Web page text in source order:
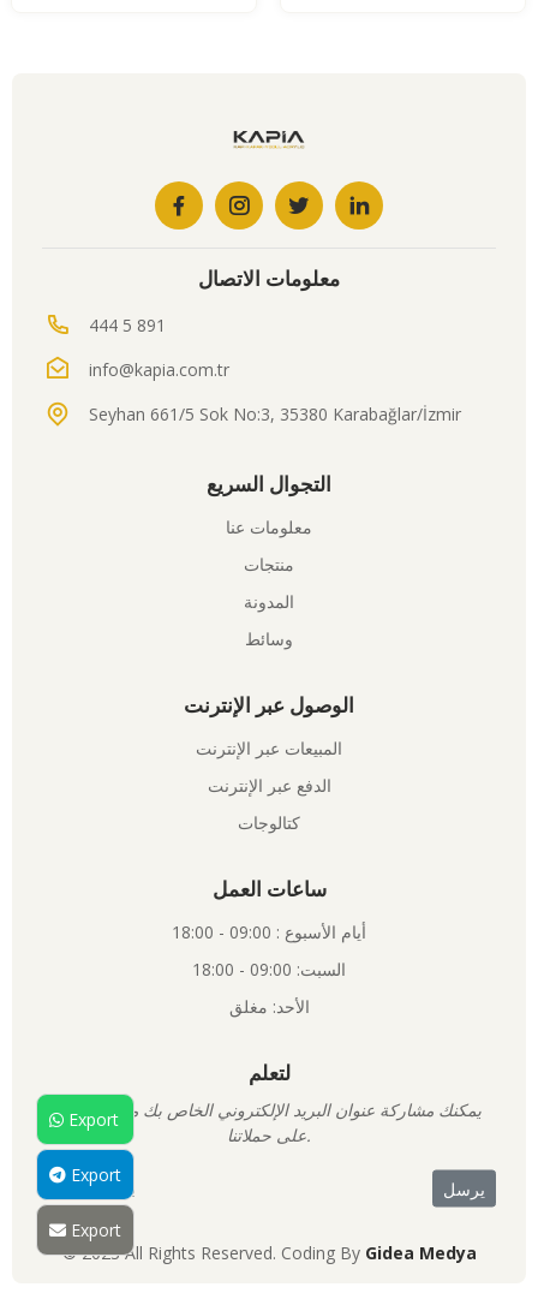
معلومات الاتصال
444 5 891
info@kapia.com.tr
Seyhan 661/5 Sok No:3, 35380 Karabağlar/İzmir
التجوال السريع
معلومات عنا
منتجات
المدونة
وسائط
الوصول عبر الإنترنت
المبيعات عبر الإنترنت
الدفع عبر الإنترنت
كتالوجات
ساعات العمل
أيام الأسبوع : 09:00 - 18:00
السبت: 09:00 - 18:00
الأحد: مغلق
لتعلم
يمكنك مشاركة عنوان البريد الإلكتروني الخاص بك معنا لتتعرف
على حملاتنا.
© 2023 All Rights Reserved. Coding By Gidea Medya
Export
Export
Export